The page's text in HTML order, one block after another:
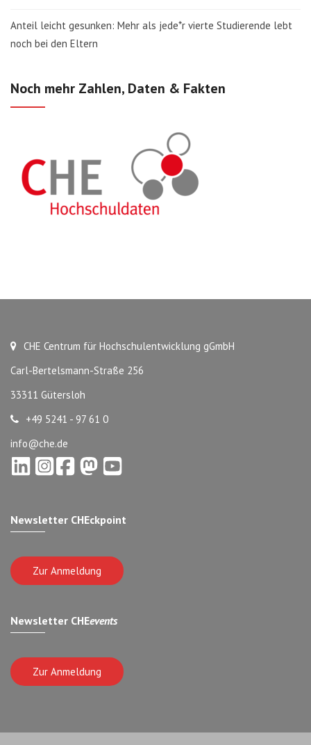
Anteil leicht gesunken: Mehr als jede*r vierte Studierende lebt
noch bei den Eltern
Noch mehr Zahlen, Daten & Fakten
CHE Centrum für Hochschulentwicklung gGmbH
Carl-Bertelsmann-Straße 256
33311 Gütersloh
+49 5241 - 97 61 0
info@che.de
Newsletter CHEckpoint
Zur Anmeldung
Newsletter CHEevents
Zur Anmeldung